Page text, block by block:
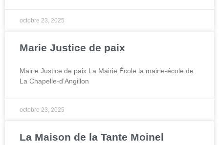
octobre 23, 2025
Marie Justice de paix
Mairie Justice de paix La Mairie École la mairie‑école de
La Chapelle‑d’Angillon
octobre 23, 2025
La Maison de la Tante Moinel​